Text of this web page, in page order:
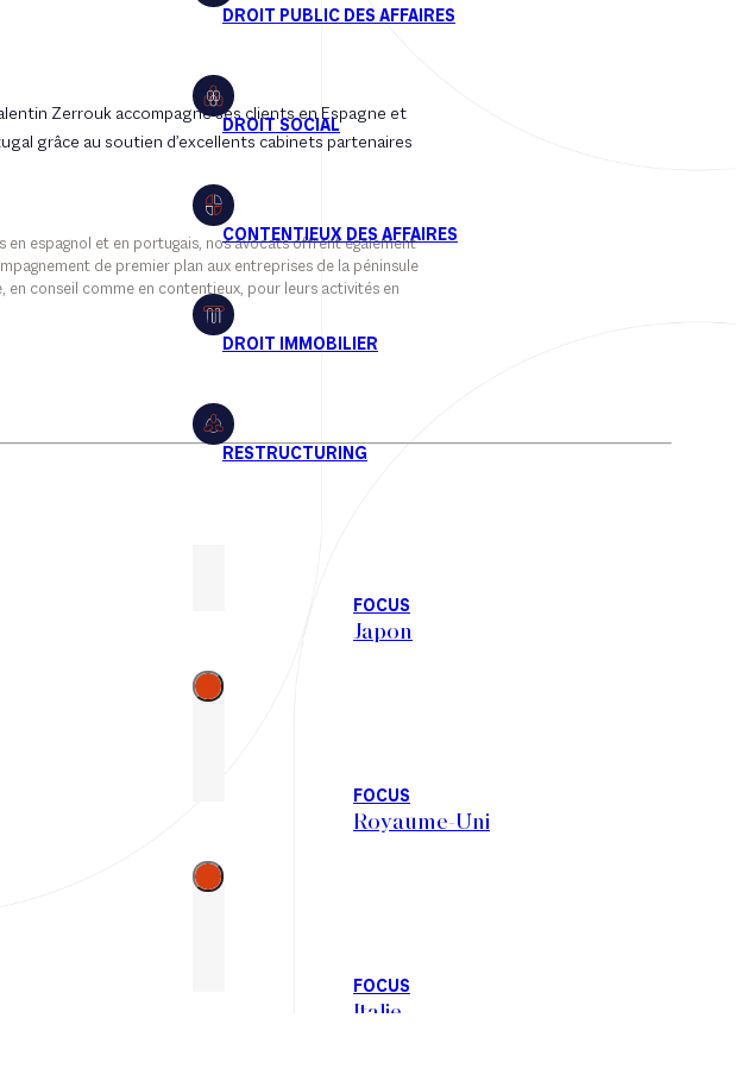
Zerrouk accompagne ses clients en Espagne et
grâce au soutien d’excellents cabinets partenaires
en espagnol et en portugais, nos avocats offrent également
de premier plan aux entreprises de la péninsule
en conseil comme en contentieux, pour leurs activités en
FOCUS
Japon
Go
to
FOCUS
Royaume-Uni
Go
to
FOCUS
Italie